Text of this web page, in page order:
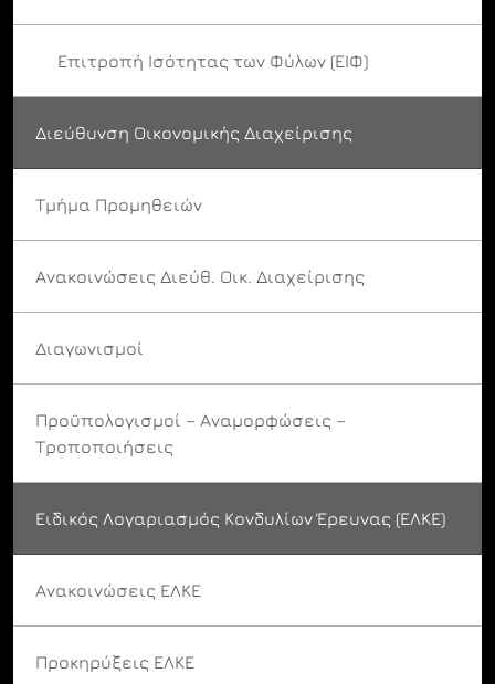
Επιτροπή Ισότητας των Φύλων (ΕΙΦ)
Διεύθυνση Οικονομικής Διαχείρισης
Τμήμα Προμηθειών
Ανακοινώσεις Διεύθ. Οικ. Διαχείρισης
Διαγωνισμοί
Προϋπολογισμοί – Αναμορφώσεις –
Τροποποιήσεις
Ειδικός Λογαριασμός Κονδυλίων Έρευνας (ΕΛΚΕ)
Ανακοινώσεις ΕΛΚΕ
Προκηρύξεις ΕΛΚΕ